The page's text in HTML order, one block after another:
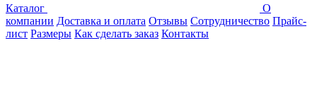
Каталог
О
компании Доставка и оплата Отзывы Сотрудничество Прайс-
лист Размеры Как сделать заказ Контакты